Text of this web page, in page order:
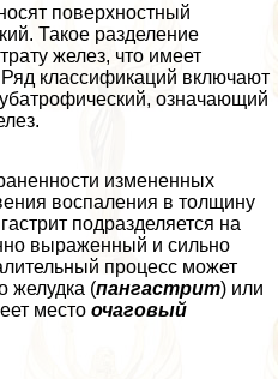
поверхностный
Такое разделение
желез, что имеет
классификаций включают
означающий
измененных
воспаления в толщину
подразделяется на
выраженный и сильно
процесс может
желудка (пангастрит) или
место очаговый